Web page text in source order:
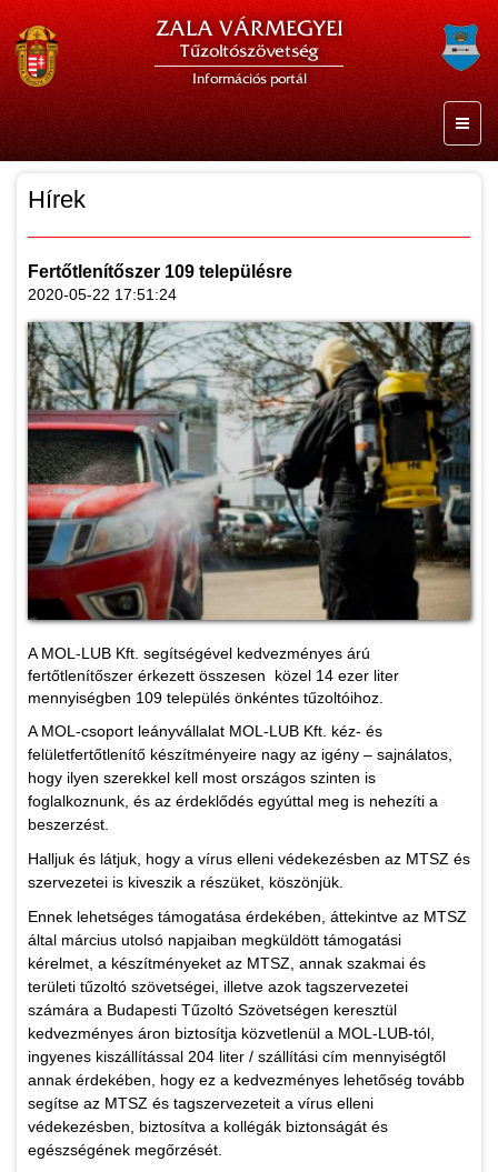
ZALA VÁRMEGYEI
Tűzoltószövetség
Információs portál
Hírek
Fertőtlenítőszer 109 településre
2020-05-22 17:51:24
A MOL-LUB Kft. segítségével kedvezményes árú
fertőtlenítőszer érkezett összesen közel 14 ezer liter
mennyiségben 109 település önkéntes tűzoltóihoz.
A MOL-csoport leányvállalat MOL-LUB Kft. kéz- és
felületfertőtlenítő készítményeire nagy az igény – sajnálatos,
hogy ilyen szerekkel kell most országos szinten is
foglalkoznunk, és az érdeklődés egyúttal meg is nehezíti a
beszerzést.
Halljuk és látjuk, hogy a vírus elleni védekezésben az MTSZ és
szervezetei is kiveszik a részüket, köszönjük.
Ennek lehetséges támogatása érdekében, áttekintve az MTSZ
által március utolsó napjaiban megküldött támogatási
kérelmet, a készítményeket az MTSZ, annak szakmai és
területi tűzoltó szövetségei, illetve azok tagszervezetei
számára a Budapesti Tűzoltó Szövetségen keresztül
kedvezményes áron biztosítja közvetlenül a MOL-LUB-tól,
ingyenes kiszállítással 204 liter / szállítási cím mennyiségtől
annak érdekében, hogy ez a kedvezményes lehetőség tovább
segítse az MTSZ és tagszervezeteit a vírus elleni
védekezésben, biztosítva a kollégák biztonságát és
egészségének megőrzését.